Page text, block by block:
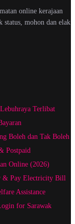
online kerajaan
status, mohon dan elak
Terlibat
Boleh dan Tak Boleh
Postpaid
Online (2026)
& Pay Electricity Bill
Assistance
for Sarawak